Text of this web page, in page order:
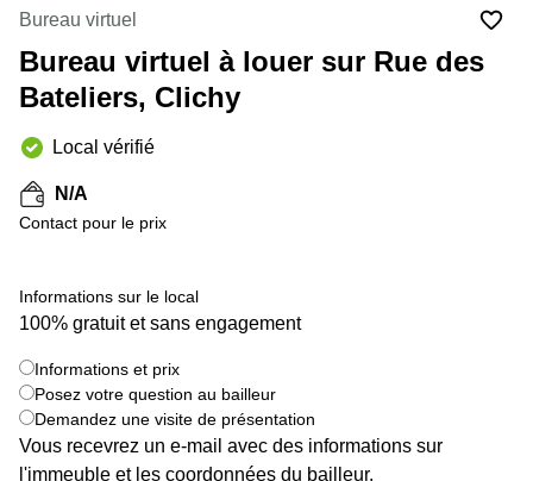
Strasbourg
d'affaires
Toulouse
Toulouse
Coworking
Nice
Lyon
Location
bureaux
Paris
Centre
d'affaires
Montpellier
Bureau virtuel
Bureau virtuel à louer sur Rue des
Bateliers, Clichy
Local vérifié
N/A
Contact pour le prix
Informations sur le local
100% gratuit et sans engagement
Informations et prix
Posez votre question au bailleur
Demandez une visite de présentation
Vous recevrez un e-mail avec des informations sur
l'immeuble et les coordonnées du bailleur.